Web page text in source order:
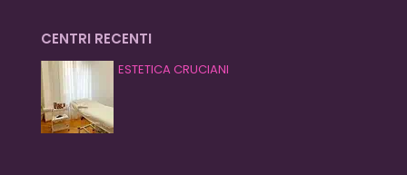
CENTRI RECENTI
ESTETICA CRUCIANI